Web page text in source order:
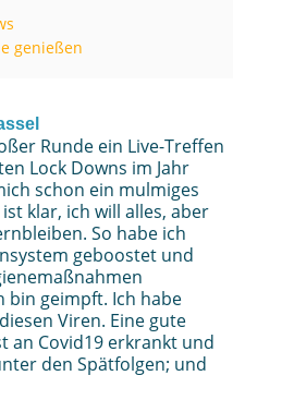
genießen
Runde ein Live-Treffen
Lock Downs im Jahr
schon ein mulmiges
klar, ich will alles, aber
So habe ich
geboostet und
bin geimpft. Ich habe
Viren. Eine gute
an Covid19 erkrankt und
den Spätfolgen; und